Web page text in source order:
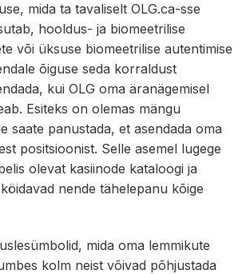
mida ta tavaliselt OLG.ca-sse
hooldus- ja biomeetrilise
või üksuse biomeetrilise autentimise
õiguse seda korraldust
kui OLG oma äranägemisel
Esiteks on olemas mängu
saate panustada, et asendada oma
positsioonist. Selle asemel lugege
olevat kasiinode kataloogi ja
nende tähelepanu kõige
mida oma lemmikute
kolm neist võivad põhjustada